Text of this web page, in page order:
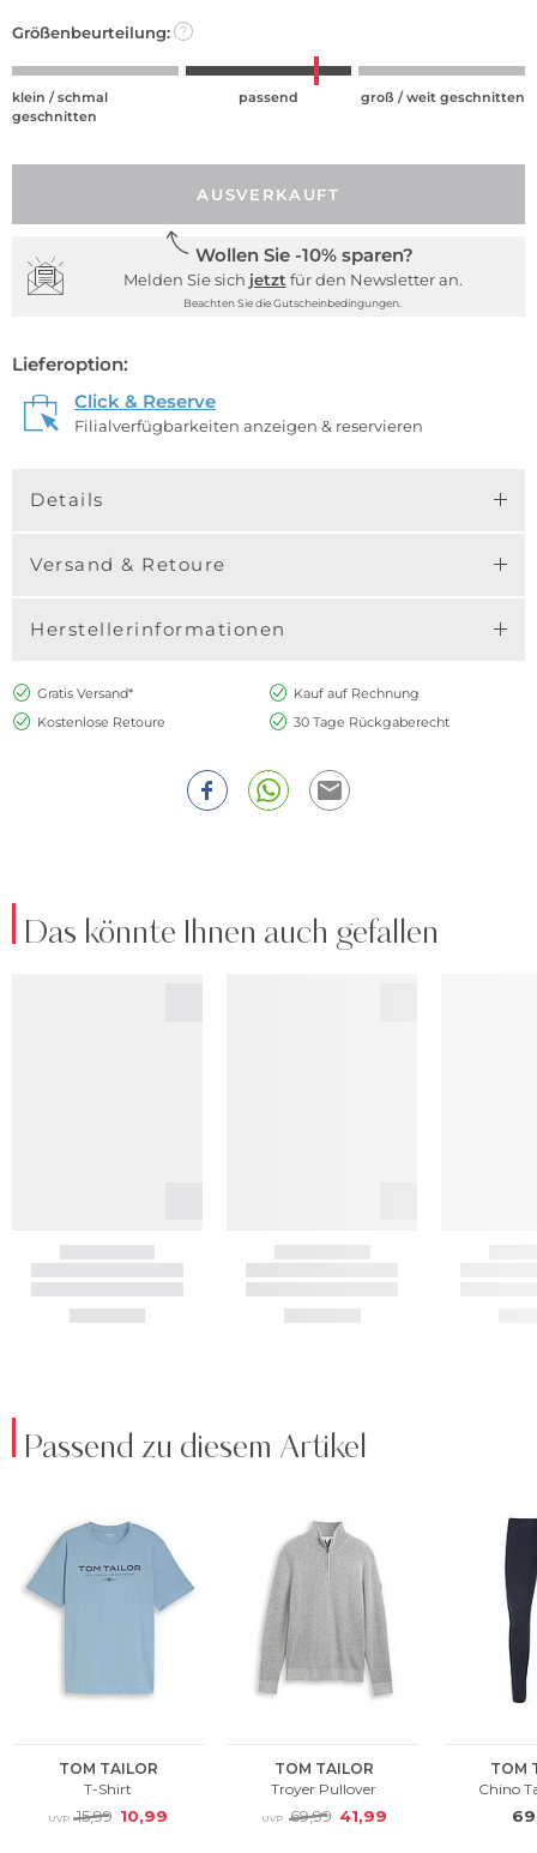
Größenbeurteilung: ?
klein / schmal
geschnitten
passend groß / weit geschnitten
AUSVERKAUFT
Wollen Sie -10% sparen?
Melden Sie sich jetzt für den Newsletter an.
Beachten Sie die Gutscheinbedingungen.
Lieferoption:
Click & Reserve
Filialverfügbarkeiten anzeigen & reservieren
Details
Versand & Retoure
Herstellerinformationen
Gratis Versand*
Kauf auf Rechnung
Kostenlose Retoure
30 Tage Rückgaberecht
Das könnte Ihnen auch gefallen
Passend zu diesem Artikel